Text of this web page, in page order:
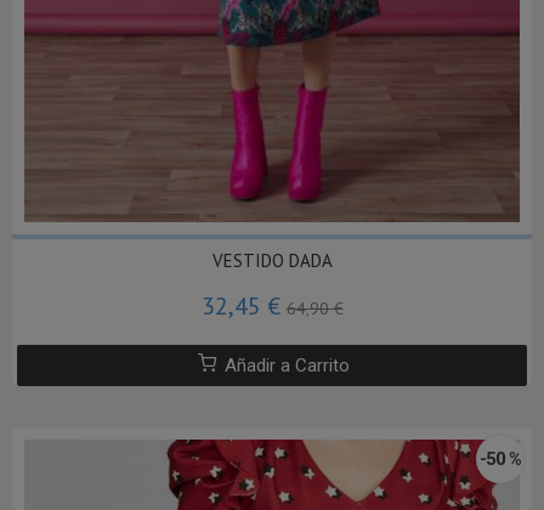
VESTIDO DADA
32,45 €64,90 €
Añadir a Carrito
-50 %